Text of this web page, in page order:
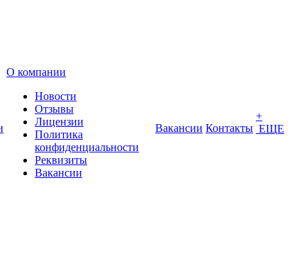
О компании
Новости
Отзывы
Лицензии
Политика
конфиденциальности
Реквизиты
Вакансии
Вакансии Контакты
+
ЕЩЕ